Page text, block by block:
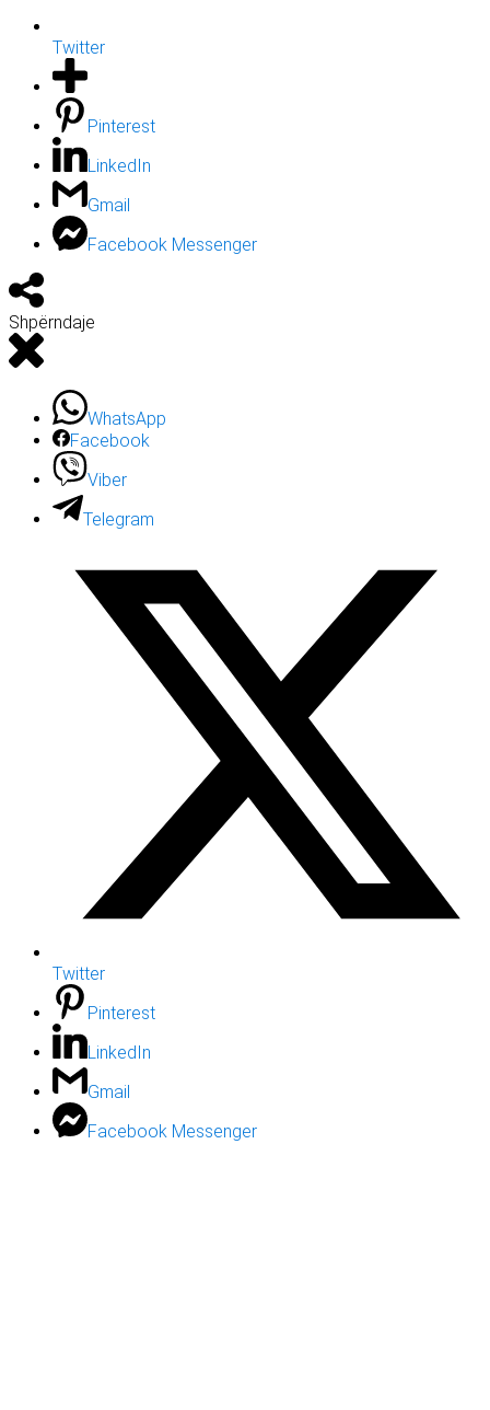
Twitter
Pinterest
LinkedIn
Gmail
Facebook Messenger
Shpërndaje
WhatsApp
Facebook
Viber
Telegram
Twitter
Pinterest
LinkedIn
Gmail
Facebook Messenger